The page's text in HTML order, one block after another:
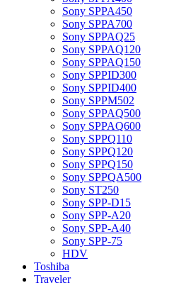
Sony SPPA450
Sony SPPA700
Sony SPPAQ25
Sony SPPAQ120
Sony SPPAQ150
Sony SPPID300
Sony SPPID400
Sony SPPM502
Sony SPPAQ500
Sony SPPAQ600
Sony SPPQ110
Sony SPPQ120
Sony SPPQ150
Sony SPPQA500
Sony ST250
Sony SPP-D15
Sony SPP-A20
Sony SPP-A40
Sony SPP-75
HDV
Toshiba
Traveler